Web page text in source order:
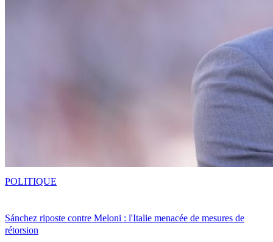
Sánchez riposte contre Meloni : l'Italie menacée de mesures de
rétorsion
POLITIQUE